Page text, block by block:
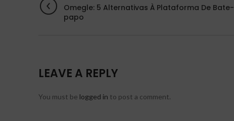
Omegle: 5 Alternativas À Plataforma De Bate-
papo
LEAVE A REPLY
You must be logged in to post a comment.